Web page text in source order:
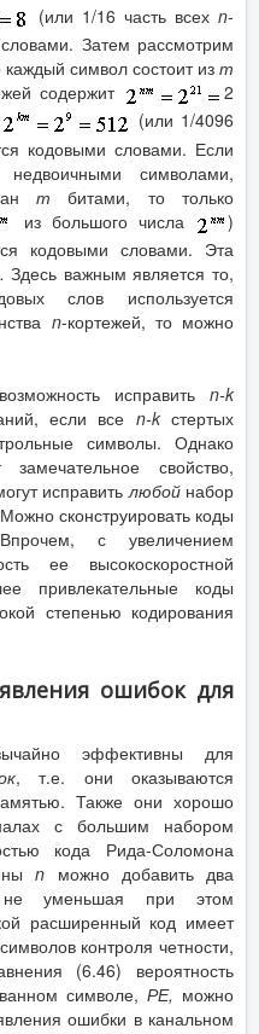
(или 1/16 часть всех n-
Затем рассмотрим
каждый символ состоит из т
содержит
2
(или 1/4096
кодовыми словами. Если
символами,
тбитами, то только
из большого числа
)
кодовыми словами. Эта
Здесь важным является то,
слов используется
n-кортежей, то можно
исправить n-k
если все n-kстертых
символы. Однако
свойство,
исправить любой набор
сконструировать коды
с увеличением
ее высокоскоростной
привлекательные коды
степенью кодирования
ошибок для
эффективны для
, т.е. они оказываются
Также они хорошо
с большим набором
кода Рида-Соломона
n можно добавить два
не уменьшая при этом
расширенный код имеет
контроля четности,
(6.46) вероятность
символе, РЕ, можно
ошибки в канальном